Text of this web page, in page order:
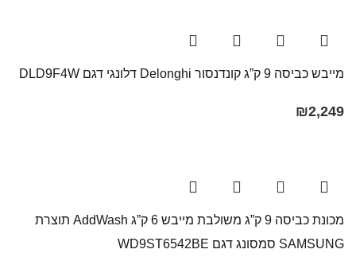
מייבש כביסה 9 ק”ג קונדנסור Delonghi דלונגי דגם DLD9F4W
₪2,249
מכונת כביסה 9 ק”ג משולבת מייבש 6 ק”ג AddWash תוצרת
SAMSUNG סמסונג דגם WD9ST6542BE